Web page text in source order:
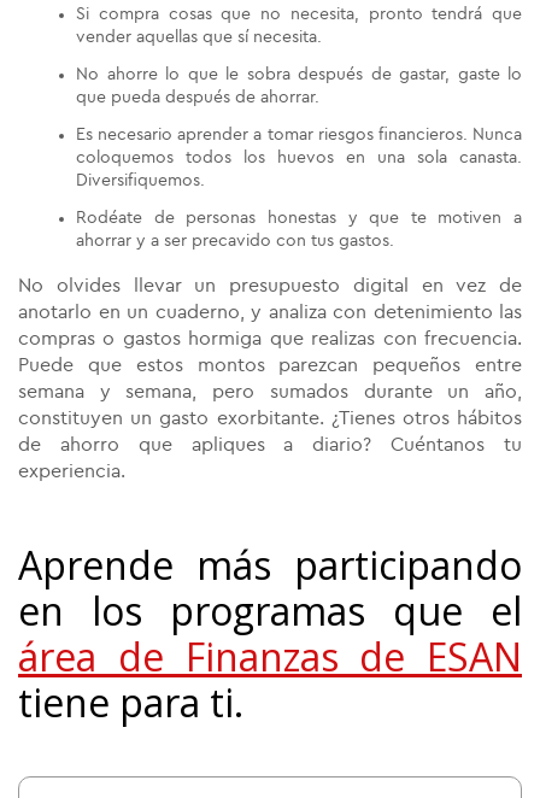
Si compra cosas que no necesita, pronto tendrá que
vender aquellas que sí necesita.
No ahorre lo que le sobra después de gastar, gaste lo
que pueda después de ahorrar.
Es necesario aprender a tomar riesgos financieros. Nunca
coloquemos todos los huevos en una sola canasta.
Diversifiquemos.
Rodéate de personas honestas y que te motiven a
ahorrar y a ser precavido con tus gastos.
No olvides llevar un presupuesto digital en vez de
anotarlo en un cuaderno, y analiza con detenimiento las
compras o gastos hormiga que realizas con frecuencia.
Puede que estos montos parezcan pequeños entre
semana y semana, pero sumados durante un año,
constituyen un gasto exorbitante. ¿Tienes otros hábitos
de ahorro que apliques a diario? Cuéntanos tu
experiencia.
Aprende más participando
en los programas que el
área de Finanzas de ESAN
tiene para ti.